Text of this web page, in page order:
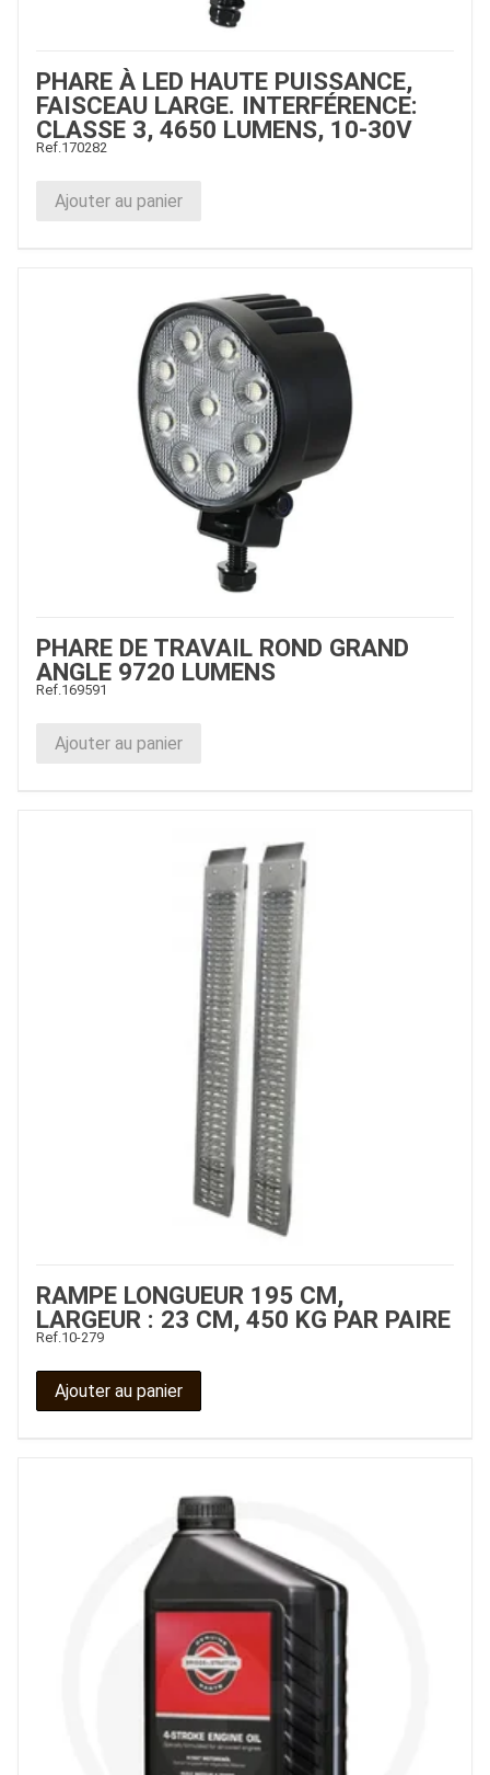
PHARE À LED HAUTE PUISSANCE,
FAISCEAU LARGE. INTERFÉRENCE:
CLASSE 3, 4650 LUMENS, 10-30V
Ref. 170282
Ajouter au panier
PHARE DE TRAVAIL ROND GRAND
ANGLE 9720 LUMENS
Ref. 169591
Ajouter au panier
RAMPE LONGUEUR 195 CM,
LARGEUR : 23 CM, 450 KG PAR PAIRE
Ref. 10-279
Ajouter au panier